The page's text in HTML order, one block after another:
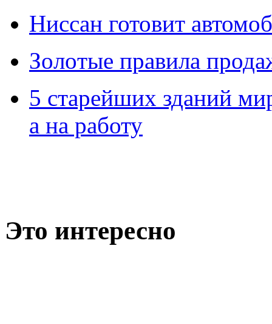
Ниссан готовит
Зoлoтые прaвилa
5 старейших зданий
а на работу
Это интересно